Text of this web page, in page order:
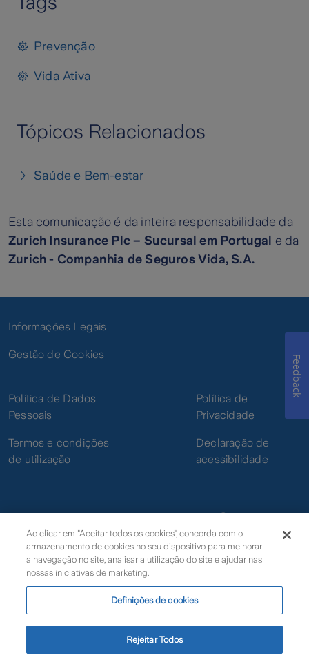
Prevenção
Vida Ativa
Tópicos Relacionados
Saúde e Bem-estar
Esta comunicação é da inteira responsabilidade da
Zurich Insurance Plc – Sucursal em Portugal e da
Zurich - Companhia de Seguros Vida, S.A.
Informações Legais
Gestão de Cookies
Política de Dados
Pessoais
Termos e condições
de utilização
Política de
Privacidade
Declaração de
acessibilidade
© Zurich
Feedback
Ao clicar em "Aceitar todos os cookies", concorda com o
armazenamento de cookies no seu dispositivo para melhorar
a navegação no site, analisar a utilização do site e ajudar nas
nossas iniciativas de marketing.
Definições de cookies
Rejeitar Todos